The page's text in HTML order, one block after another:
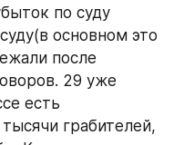
по суду
основном это
после
29 уже
есть
грабителей,